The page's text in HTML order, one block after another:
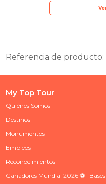
Referencia de producto:
My Top Tour
Quiénes Somos
Destinos
Monumentos
Empleos
Reconocimientos
Ganadores Mundial 2026 ⚽ · Bases